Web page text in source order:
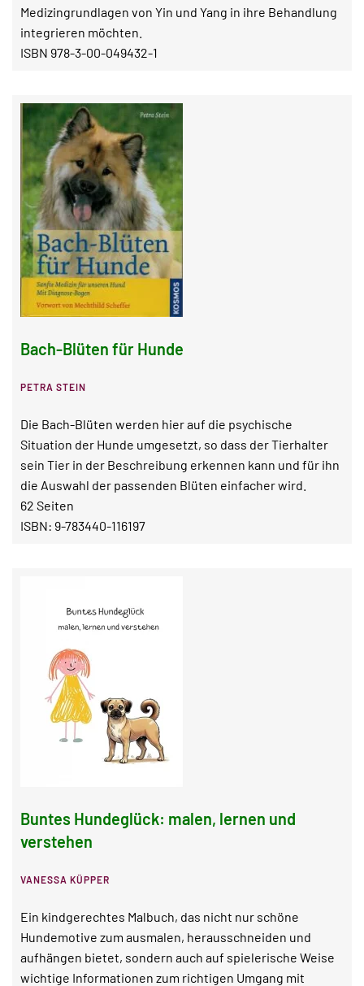
Medizingrundlagen von Yin und Yang in ihre Behandlung
integrieren möchten.
ISBN 978-3-00-049432-1
Bach-Blüten für Hunde
PETRA STEIN
Die Bach-Blüten werden hier auf die psychische
Situation der Hunde umgesetzt, so dass der Tierhalter
sein Tier in der Beschreibung erkennen kann und für ihn
die Auswahl der passenden Blüten einfacher wird.
62 Seiten
ISBN: 9-783440-116197
Buntes Hundeglück: malen, lernen und
verstehen
VANESSA KÜPPER
Ein kindgerechtes Malbuch, das nicht nur schöne
Hundemotive zum ausmalen, herausschneiden und
aufhängen bietet, sondern auch auf spielerische Weise
wichtige Informationen zum richtigen Umgang mit